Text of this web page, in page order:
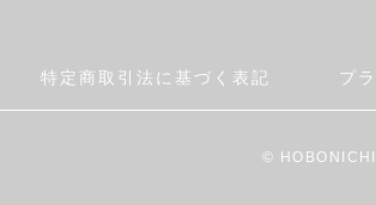
特定商取引法に基づく表記 プ
© HOBONICHI